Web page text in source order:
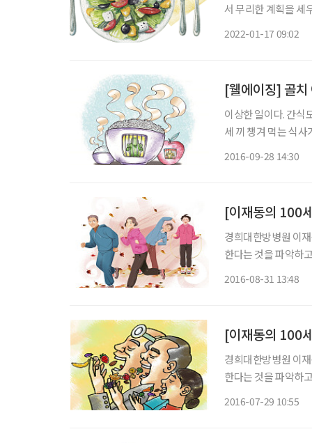
서 무리한 계획을 세
2022-01-17 09:02
[웰에이징] 골치
이상한 일이다. 간식
세 끼 챙겨 먹는 식
2016-09-28 14:30
[이재동의 100
경희대한방병원 이
한다는 것을 파악하
2016-08-31 13:48
[이재동의 100
경희대한방병원 이
한다는 것을 파악하
2016-07-29 10:55